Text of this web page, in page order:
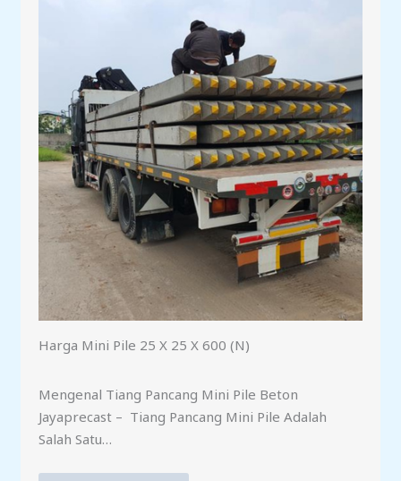
Harga Mini Pile 25 X 25 X 600 (N)
Mengenal Tiang Pancang Mini Pile Beton
Jayaprecast – Tiang Pancang Mini Pile Adalah
Salah Satu…